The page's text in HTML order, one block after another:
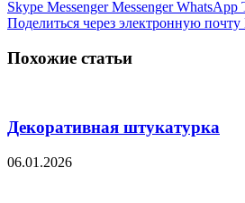
Skype Messenger Messenger WhatsApp
Поделиться через электронную почту
Похожие статьи
Декоративная штукатурка
06.01.2026